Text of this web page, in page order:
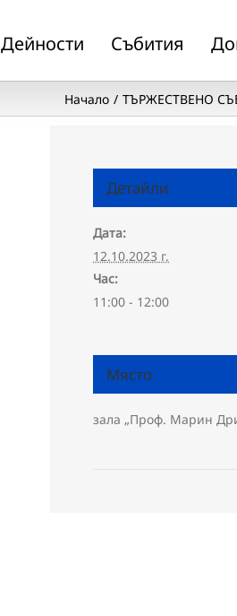
Дейности Събития
Начало ТЪРЖЕСТВЕНО
Детайли
Дата:
12.10.2023 г.
Час:
11:00 - 12:00
Място
зала „Проф. Марин